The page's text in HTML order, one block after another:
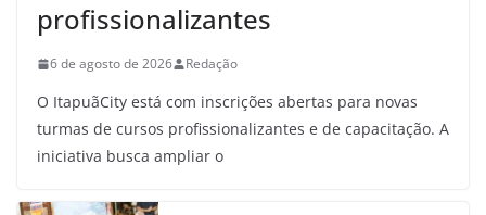
profissionalizantes
6 de agosto de 2026 Redação
O ItapuãCity está com inscrições abertas para novas
turmas de cursos profissionalizantes e de capacitação. A
iniciativa busca ampliar o